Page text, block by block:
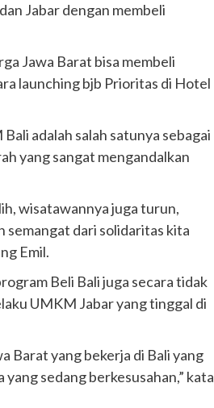
Jabar dengan membeli
Jawa Barat bisa membeli
launching bjb Prioritas di Hotel
adalah salah satunya sebagai
yang sangat mengandalkan
wisatawannya juga turun,
semangat dari solidaritas kita
Emil.
Beli Bali juga secara tidak
UMKM Jabar yang tinggal di
Barat yang bekerja di Bali yang
sedang berkesusahan,” kata